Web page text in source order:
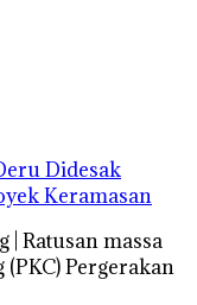
Didesak
Keramasan
| Ratusan massa
Pergerakan